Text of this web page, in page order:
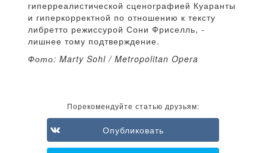
гиперреалистической сценографией Куаранты
и гиперкорректной по отношению к тексту
либретто режиссурой Сони Фриселль, -
лишнее тому подтверждение.
Фото: Marty Sohl / Metropolitan Opera
Порекомендуйте статью друзьям:
Опубликовать